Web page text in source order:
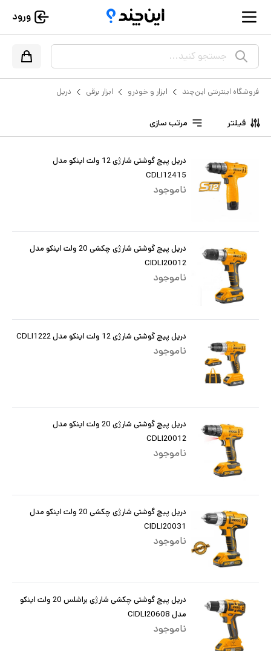
ورود
جستجو کنید...
فروشگاه اینترنتی این‌چند ابزار و خودرو ابزار برقی دریل
فیلتر مرتب سازی
دریل پیچ گوشتی شارژی 12 ولت اینکو مدل
CDLI12415
ناموجود
دریل پیچ گوشتی شارژی چکشی 20 ولت اینکو مدل
CIDLI20012
ناموجود
دریل پیچ گوشتی شارژی 12 ولت اینکو مدل CDLI1222
ناموجود
دریل پیچ گوشتی شارژی 20 ولت اینکو مدل
CDLI20012
ناموجود
دریل پیچ گوشتی شارژی چکشی 20 ولت اینکو مدل
CIDLI20031
ناموجود
دریل پیچ گوشتی چکشی شارژی براشلس 20 ولت اینکو
مدل CIDLI20608
ناموجود